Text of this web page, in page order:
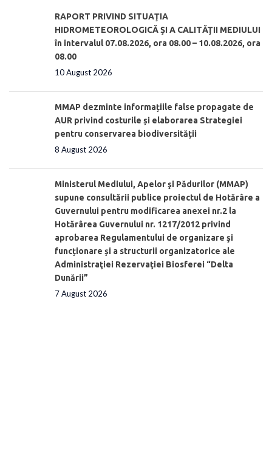
RAPORT PRIVIND SITUAŢIA
HIDROMETEOROLOGICĂ ŞI A CALITĂŢII MEDIULUI
în intervalul 07.08.2026, ora 08.00 – 10.08.2026, ora
08.00
10 August 2026
MMAP dezminte informațiile false propagate de
AUR privind costurile și elaborarea Strategiei
pentru conservarea biodiversității
8 August 2026
Ministerul Mediului, Apelor şi Pădurilor (MMAP)
supune consultării publice proiectul de Hotărâre a
Guvernului pentru modificarea anexei nr.2 la
Hotărârea Guvernului nr. 1217/2012 privind
aprobarea Regulamentului de organizare şi
funcționare și a structurii organizatorice ale
Administraţiei Rezervaţiei Biosferei “Delta
Dunării”
7 August 2026